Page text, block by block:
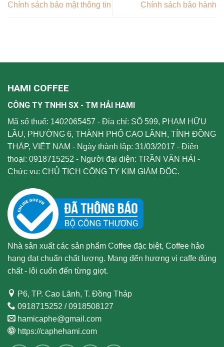
Chính sách bảo mật thông tin Chính sách bảo hành
HAMI COFFEE
CÔNG TY TNHH SX - TM HẢI HAMI
Mã số thuế: 1402065457 - Địa chỉ: SỐ 599, PHẠM HỮU
LẦU, PHƯỜNG 6, THÀNH PHỐ CAO LÃNH, TỈNH ĐỒNG
THÁP, VIỆT NAM - Ngày thành lập: 31/03/2017 - Điện
thoại: 0918715252 - Người đại diện: TRẦN VĂN HẢI -
Chức vụ: CHỦ TỊCH CÔNG TY KIM GIÁM ĐỐC.
Nhà sản xuất các sản phẩm Coffee đặc biệt, Coffee hảo
hạng đạt chuẩn chất lượng. Mang đến hương vị caffe đúng
chất - lôi cuốn đến từng giọt.
P6, TP. Cao Lãnh, T. Đồng Tháp
0918715252 / 0918508127
hamicaphe@gmail.com
https://caphehami.com